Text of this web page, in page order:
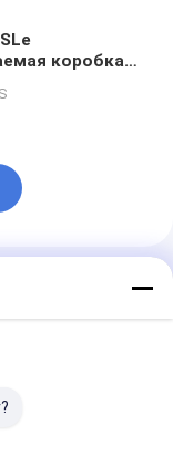
коробка